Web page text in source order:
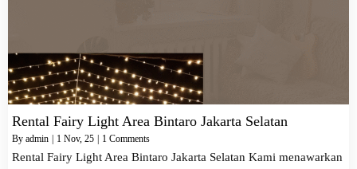
Rental Fairy Light Area Bintaro Jakarta Selatan
By admin 1 Nov, 25 1 Comments
Rental Fairy Light Area Bintaro Jakarta Selatan Kami menawarkan